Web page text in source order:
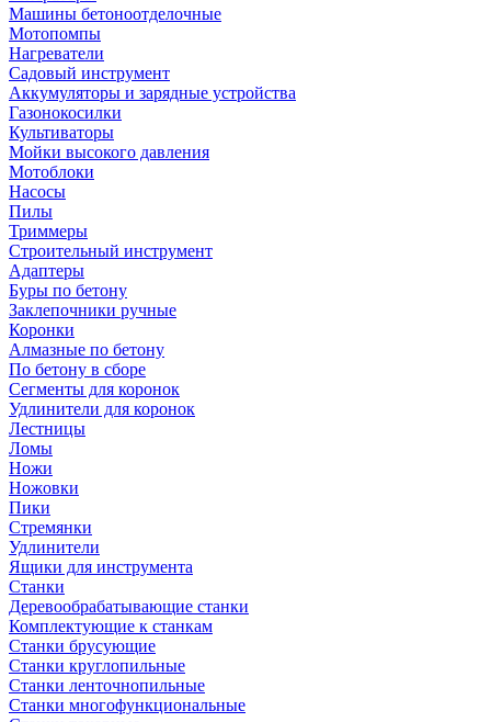
Машины бетоноотделочные
Мотопомпы
Нагреватели
Садовый инструмент
Аккумуляторы и зарядные устройства
Газонокосилки
Культиваторы
Мойки высокого давления
Мотоблоки
Насосы
Пилы
Триммеры
Строительный инструмент
Адаптеры
Буры по бетону
Заклепочники ручные
Коронки
Алмазные по бетону
По бетону в сборе
Сегменты для коронок
Удлинители для коронок
Лестницы
Ломы
Ножи
Ножовки
Пики
Стремянки
Удлинители
Ящики для инструмента
Станки
Деревообрабатывающие станки
Комплектующие к станкам
Станки брусующие
Станки круглопильные
Станки ленточнопильные
Станки многофункциональные